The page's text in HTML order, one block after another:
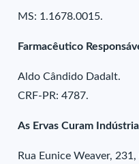
MS: 1.1678.0015.
Farmacêutico
Aldo Cândido Dadalt.
CRF-PR: 4787.
As Ervas Curam
Rua Eunice Weaver,